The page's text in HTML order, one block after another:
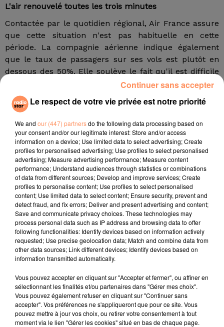
L'air renouvelé toutes les trois minutes
Contactée par le quotidien régional, Air France assure
que cette situation n'est pas habituelle en cette
période. La compagnie aérienne indique également
que le taux de passagers sur ses vols est plutôt en
dessous des 50%. Elle soulève le fait qu'il est difficile
de prévoir le remplissage des vols car de nombreux
passagers n'honorent pas leurs réservations. Air
France assure avoir mis en place des mesures
destinées à favoriser la distanciation sociale au sol
comme en vol en munissant par exemple ses
équipages de masques et de gants ou en ne proposant
plus les services de boisson et de restauration à bord.
Avant chaque départ, tous les avions font également
l'objet d'un nettoyage complet et d'une désinfection et
Air France assure à La Provence que l'air respiré dans
l'avion est presque celui que l'on trouve dans un bloc
opératoire : il y est renouvelé toutes les trois minutes
et le système de recyclage est équipé de filtres
spéciaux utilisés dans les blocs opératoires, capables
de filtrer la quasi-totalité des virus.
fil actus
4 juillet 2022
Radio Star Live avec Dadju
Le respect de votre vie privée est notre priorité
We and our (447) partnersdo the following data processing based on
your consent and/or our legitimate interest: Store and/or access
information on a device; Use limited data to select advertising; Create
profiles for personalised advertising; Use profiles to select personalised
advertising; Measure advertising performance; Measure content
performance; Understand audiences through statistics or combinations
of data from different sources; Develop and improve services; Create
profiles to personalise content; Use profiles to select personalised
content; Use limited data to select content; Ensure security, prevent and
detect fraud, and fix errors; Deliver and present advertising and content;
Save and communicate privacy choices. These technologies may
process personal data such as IP address and browsing data to offer
following functionalities: Identify devices based on information actively
requested; Use precise geolocation data; Match and combine data from
other data sources; Link different devices; Identify devices based on
information transmitted automatically.
Vous pouvez accepter en cliquant sur "Accepter et fermer", ou affiner en
sélectionnant les finalités et/ou partenaires dans "Gérer mes choix".
Vous pouvez également refuser en cliquant sur "Continuer sans
accepter". Vos préférences ne s'appliqueront que pour ce site. Vous
pouvez mettre à jour vos choix, ou retirer votre consentement à tout
moment via le lien "Gérer les cookies" situé en bas de chaque page.
Continuer sans accepter